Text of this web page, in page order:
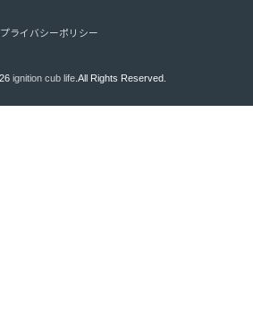
プライバシーポリシー
ignition cub life.All Rights Reserved.